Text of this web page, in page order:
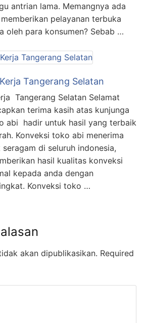
antrian lama. Memangnya ada
pelayanan terbuka
oleh para konsumen? Sebab …
Tangerang Selatan
Tangerang Selatan Selamat
terima kasih atas kunjunga
abi hadir untuk hasil yang terbaik
Konveksi toko abi menerima
di seluruh indonesia,
hasil kualitas konveksi
kepada anda dengan
Konveksi toko …
akan dipublikasikan. Required